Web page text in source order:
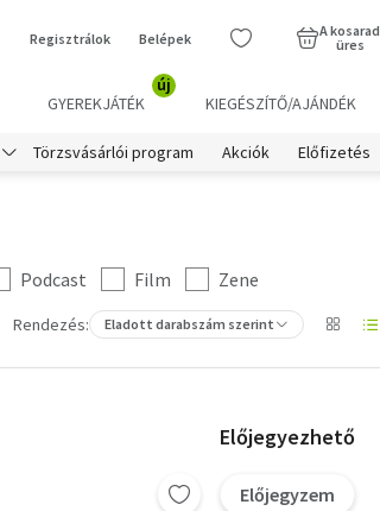
Regisztrálok Belépek
A kosarad
üres
GYEREKJÁTÉK
új
KIEGÉSZÍTŐ/AJÁNDÉK
Törzsvásárlói program Akciók Előfizetés
Podcast Film
Zene
Rendezés: Eladott darabszám szerint
Előjegyezhető
Előjegyzem